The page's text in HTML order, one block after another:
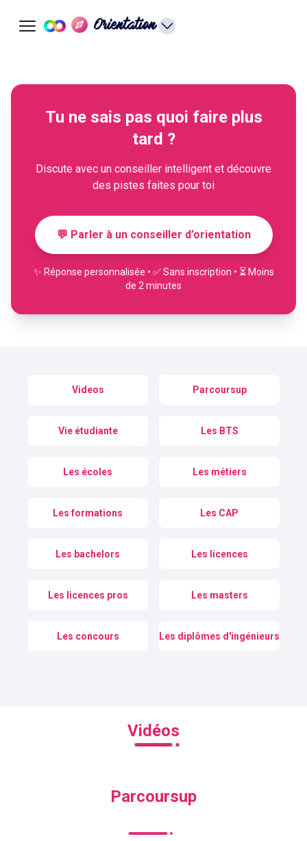
Orientation
Tu ne sais pas quoi faire plus
tard ?
Discute avec un conseiller intelligent et découvre
des pistes faites pour toi
💬 Parler à un conseiller d’orientation
✨ Réponse personnalisée • ✅ Sans inscription • ⏳ Moins
de 2 minutes
Videos Parcoursup
Vie étudiante Les BTS
Les écoles Les métiers
Les formations Les CAP
Les bachelors Les licences
Les licences pros Les masters
Les concours Les diplômes d'ingénieurs
Vidéos
Parcoursup